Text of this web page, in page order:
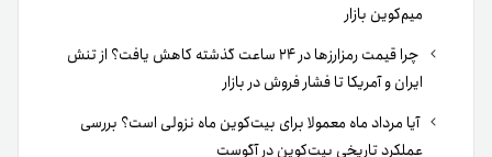
میم‌کوین بازار
چرا قیمت رمزارزها در ۲۴ ساعت گذشته کاهش یافت؟ از تنش
ایران و آمریکا تا فشار فروش در بازار
آیا مرداد ماه معمولا برای بیت‌کوین ماه نزولی است؟ بررسی
عملکرد تاریخی بیت‌کوین در آگوست